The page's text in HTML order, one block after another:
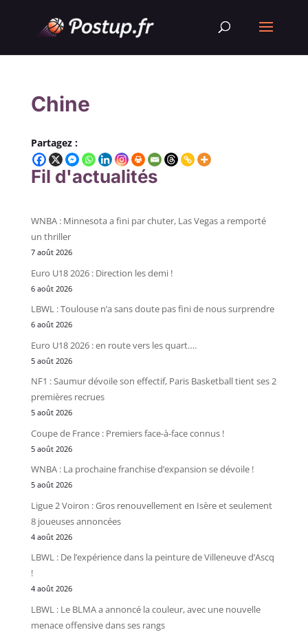
Chine
Partagez :
Fil d'actualités
WNBA : Minnesota a fini par chuter, Las Vegas a remporté
un thriller
7 août 2026
Euro U18 2026 : Direction les demi !
6 août 2026
LBWL : Toulouse n’a sans doute pas fini de nous surprendre
6 août 2026
Euro U18 2026 : en route vers les quart….
5 août 2026
NF1 : Saumur dévoile son effectif, Paris Basketball tient ses 2
premières recrues
5 août 2026
Coupe de France : Premiers face-à-face connus !
5 août 2026
WNBA : La prochaine franchise d’expansion se dévoile !
5 août 2026
Ligue 2 Voiron : Gros renouvellement en Isère et seulement
8 joueuses annoncées
4 août 2026
LBWL : De l’expérience dans la peinture de Villeneuve d’Ascq
!
4 août 2026
LBWL : Le BLMA a annoncé la couleur, avec une nouvelle
menace offensive dans ses rangs